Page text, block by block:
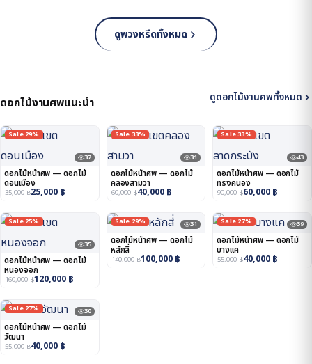
ดูพวงหรีดทั้งหมด
ดอกไม้งานศพแนะนำ ดูดอกไม้งานศพทั้งหมด
Sale 29%
37
ดอกไม้หน้าศพ — ดอกไม้
ดอนเมือง
35,000฿25,000 ฿
Sale 33%
31
ดอกไม้หน้าศพ — ดอกไม้
คลองสามวา
60,000฿40,000 ฿
Sale 33%
43
ดอกไม้หน้าศพ — ดอกไม้
ทรงคนอง
90,000฿60,000 ฿
Sale 25%
35
ดอกไม้หน้าศพ — ดอกไม้
หนองจอก
160,000฿120,000 ฿
Sale 29% 31
ดอกไม้หน้าศพ — ดอกไม้
หลักสี่
140,000฿100,000 ฿
Sale 27% 39
ดอกไม้หน้าศพ — ดอกไม้
บางแค
55,000฿40,000 ฿
Sale 27% 30
ดอกไม้หน้าศพ — ดอกไม้
วัฒนา
55,000฿40,000 ฿